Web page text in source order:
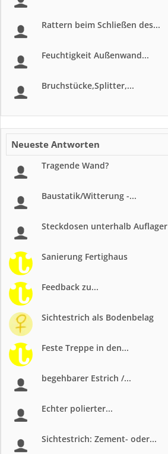
Rattern beim Schließen des...
Feuchtigkeit Außenwand...
Bruchstücke,Splitter,...
Neueste Antworten
Tragende Wand?
Baustatik/Witterung -...
Steckdosen unterhalb Auflager
Sanierung Fertighaus
Feedback zu...
Sichtestrich als Bodenbelag
Feste Treppe in den...
begehbarer Estrich /...
Echter polierter...
Sichtestrich: Zement- oder...